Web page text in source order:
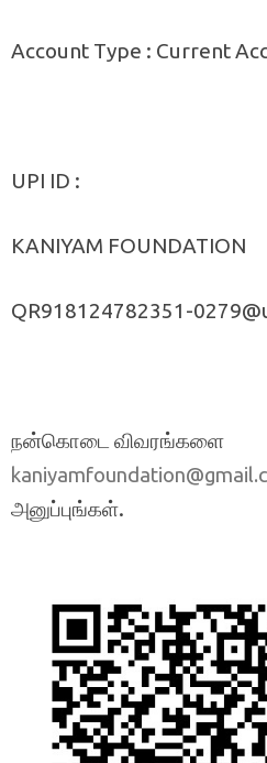
Account Type : Current
UPI ID :
KANIYAM FOUNDATION
QR918124782351-
நன்கொடை விவரங்களை
அனுப்புங்கள்.